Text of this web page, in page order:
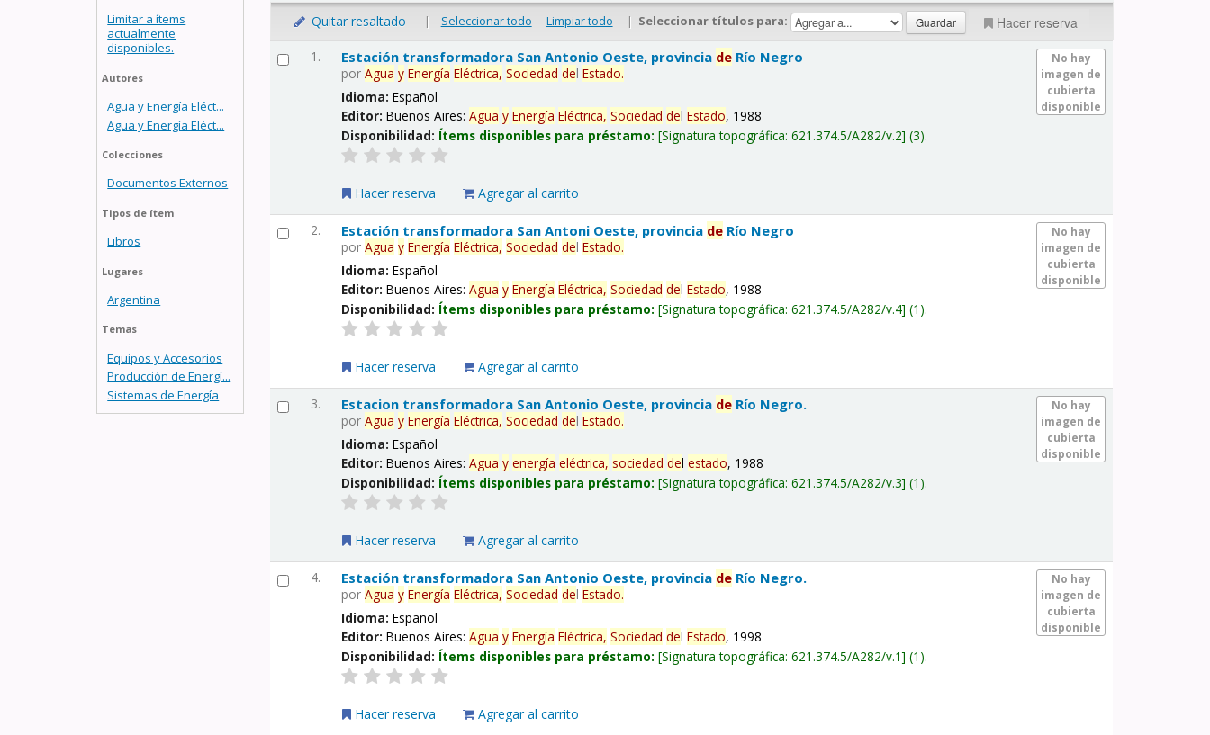
Limitar a ítems
actualmente
disponibles.
Autores
Agua y Energía Eléct...
Agua y Energía Eléct...
Colecciones
Documentos Externos
Tipos de ítem
Libros
Lugares
Argentina
Temas
Equipos y Accesorios
Producción de Energí...
Sistemas de Energía
Quitar resaltado | Seleccionar todo Limpiar todo | Seleccionar títulos para: Hacer reserva
1.
No hay
imagen de
cubierta
disponible
Estación transformadora San Antonio Oeste, provincia de Río Negro
porAgua y Energía Eléctrica, Sociedad delEstado.
Idioma:Español
Editor:Buenos Aires:Agua y Energía Eléctrica, Sociedad delEstado, 1988
Disponibilidad: Ítems disponibles para préstamo: Signatura topográfica:621.374.5/A282/v.2 (3).
Hacer reserva Agregar al carrito
2.
No hay
imagen de
cubierta
disponible
Estación transformadora San Antoni Oeste, provincia de Río Negro
porAgua y Energía Eléctrica, Sociedad delEstado.
Idioma:Español
Editor:Buenos Aires:Agua y Energía Eléctrica, Sociedad delEstado, 1988
Disponibilidad: Ítems disponibles para préstamo: Signatura topográfica:621.374.5/A282/v.4 (1).
Hacer reserva Agregar al carrito
3.
No hay
imagen de
cubierta
disponible
Estacion transformadora San Antonio Oeste, provincia de Río Negro.
porAgua y Energía Eléctrica, Sociedad delEstado.
Idioma:Español
Editor:Buenos Aires:Agua y energía eléctrica, sociedad delestado, 1988
Disponibilidad: Ítems disponibles para préstamo: Signatura topográfica:621.374.5/A282/v.3 (1).
Hacer reserva Agregar al carrito
4.
No hay
imagen de
cubierta
disponible
Estación transformadora San Antonio Oeste, provincia de Río Negro.
porAgua y Energía Eléctrica, Sociedad delEstado.
Idioma:Español
Editor:Buenos Aires:Agua y Energía Eléctrica, Sociedad delEstado, 1998
Disponibilidad: Ítems disponibles para préstamo: Signatura topográfica:621.374.5/A282/v.1 (1).
Hacer reserva Agregar al carrito